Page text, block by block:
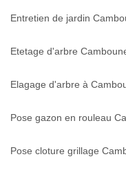
Entretien de jardin
Etetage d'arbre
Elagage d'arbre à
Pose gazon en rouleau
Pose cloture grillage